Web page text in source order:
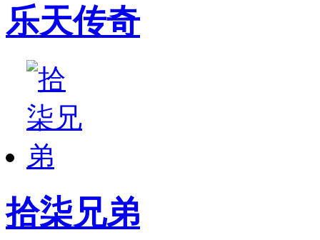
乐天传奇
拾柒兄弟